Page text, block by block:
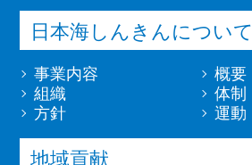
日本海しんきんについて
事業内容
概要
組織
体制
方針
運動
地域貢献